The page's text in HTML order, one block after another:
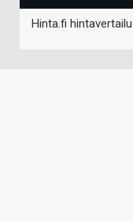
Hinta.fi hintavertailu